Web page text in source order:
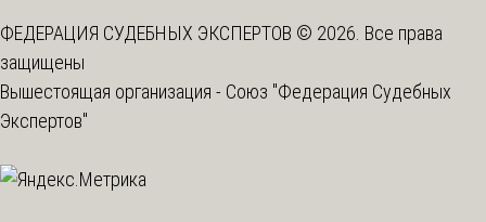
ФЕДЕРАЦИЯ СУДЕБНЫХ ЭКСПЕРТОВ © 2026. Все права
защищены
Вышестоящая организация - Союз "Федерация Судебных
Экспертов"